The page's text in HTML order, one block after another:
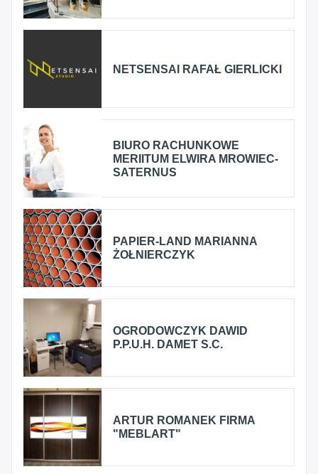
NETSENSAI RAFAŁ GIERLICKI
BIURO RACHUNKOWE
MERIITUM ELWIRA MROWIEC-
SATERNUS
PAPIER-LAND MARIANNA
ŻOŁNIERCZYK
OGRODOWCZYK DAWID
P.P.U.H. DAMET S.C.
ARTUR ROMANEK FIRMA
"MEBLART"